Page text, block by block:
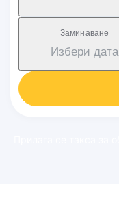
Заминаване
Избери дата